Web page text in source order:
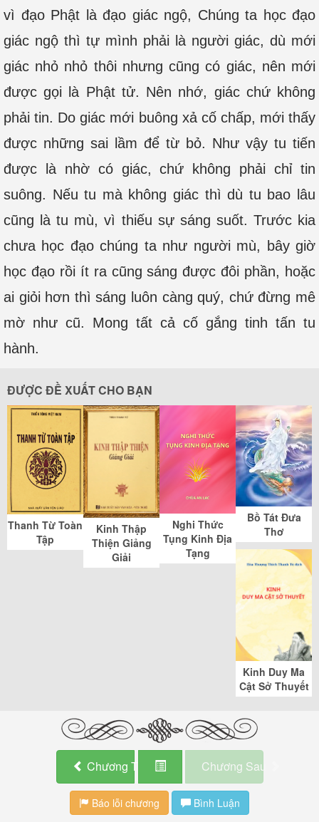
vì đạo Phật là đạo giác ngộ, Chúng ta học đạo
giác ngộ thì tự mình phải là người giác, dù mới
giác nhỏ nhỏ thôi nhưng cũng có giác, nên mới
được gọi là Phật tử. Nên nhớ, giác chứ không
phải tin. Do giác mới buông xả cố chấp, mới thấy
được những sai lầm để từ bỏ. Như vậy tu tiến
được là nhờ có giác, chứ không phải chỉ tin
suông. Nếu tu mà không giác thì dù tu bao lâu
cũng là tu mù, vì thiếu sự sáng suốt. Trước kia
chưa học đạo chúng ta như người mù, bây giờ
học đạo rồi ít ra cũng sáng được đôi phần, hoặc
ai giỏi hơn thì sáng luôn càng quý, chứ đừng mê
mờ như cũ. Mong tất cả cố gắng tinh tấn tu
hành.
ĐƯỢC ĐỀ XUẤT CHO BẠN
Thanh Từ Toàn
Tập
Kinh Thập
Thiện Giảng
Giải
Nghi Thức
Tụng Kinh Địa
Tạng
Bồ Tát Đưa
Thơ
Kinh Duy Ma
Cật Sở Thuyết
Chương Trước Chương Sau
Báo lỗi chương Bình Luận